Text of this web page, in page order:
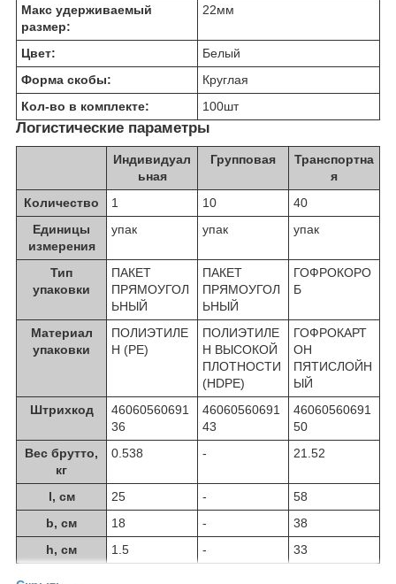
Макс удерживаемый
размер:
22мм
Цвет:
Белый
Форма скобы:
Круглая
Кол-во в комплекте:
100шт
Логистические параметры
Индивидуал
ьная
Групповая
Транспортна
я
Количество
1 10
40
Единицы
измерения
упак упак упак
Тип
упаковки
ПАКЕТ
ПРЯМОУГОЛ
ЬНЫЙ
ПАКЕТ
ПРЯМОУГОЛ
ЬНЫЙ
ГОФРОКОРО
Б
Материал
упаковки
ПОЛИЭТИЛЕ
Н (PE)
ПОЛИЭТИЛЕ
Н ВЫСОКОЙ
ПЛОТНОСТИ
(HDPE)
ГОФРОКАРТ
ОН
ПЯТИСЛОЙН
ЫЙ
Штрихкод
46060560691
36
46060560691
43
46060560691
50
Вес брутто,
кг
0.538 - 21.52
l, см 25 -
58
b, см
18 -
38
h, см
1.5 - 33